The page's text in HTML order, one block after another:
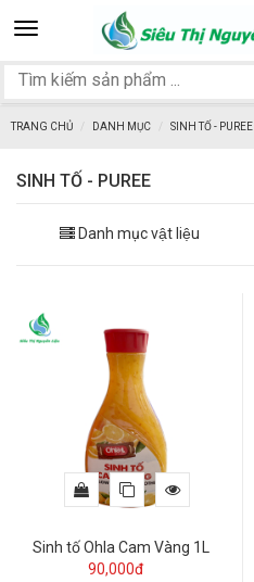
Toggle
navigation
TRANG CHỦ DANH MỤC SINH TỐ - PUREE
SINH TỐ - PUREE
Danh mục vật liệu
Sinh tố Ohla Cam Vàng 1L
90,000đ